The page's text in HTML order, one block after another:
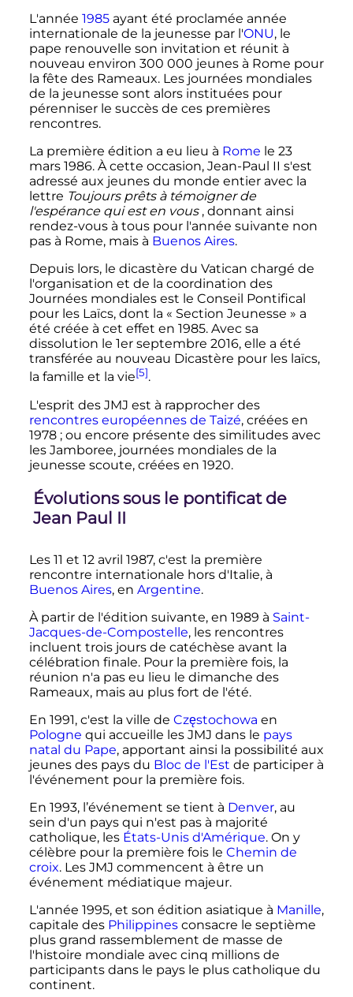
L'année 1985ayant été proclamée année
internationale de la jeunesse par l'ONU, le
pape renouvelle son invitation et réunit à
nouveau environ 300 000 jeunes à Rome pour
la fête des Rameaux. Les journées mondiales
de la jeunesse sont alors instituées pour
pérenniser le succès de ces premières
rencontres.
La première édition a eu lieu à Rome le 23
mars 1986. À cette occasion, Jean-Paul II s'est
adressé aux jeunes du monde entier avec la
lettre Toujours prêts à témoigner de
l'espérance qui est en vous, donnant ainsi
rendez-vous à tous pour l'année suivante non
pas à Rome, mais à Buenos Aires.
Depuis lors, le dicastère du Vatican chargé de
l'organisation et de la coordination des
Journées mondiales est le Conseil Pontifical
pour les Laïcs, dont la « Section Jeunesse » a
été créée à cet effet en 1985. Avec sa
dissolution le 1er septembre 2016, elle a été
transférée au nouveau Dicastère pour les laïcs,
la famille et la vie[5].
L'esprit des JMJ est à rapprocher des
rencontres européennes de Taizé, créées en
1978 ; ou encore présente des similitudes avec
les Jamboree, journées mondiales de la
jeunesse scoute, créées en 1920.
Évolutions sous le pontificat de
Jean Paul II
Les 11 et 12 avril 1987, c'est la première
rencontre internationale hors d'Italie, à
Buenos Aires, en Argentine.
À partir de l'édition suivante, en 1989 à Saint-
Jacques-de-Compostelle, les rencontres
incluent trois jours de catéchèse avant la
célébration finale. Pour la première fois, la
réunion n'a pas eu lieu le dimanche des
Rameaux, mais au plus fort de l'été.
En 1991, c'est la ville de Częstochowa en
Pologne qui accueille les JMJ dans le pays
natal du Pape, apportant ainsi la possibilité aux
jeunes des pays du Bloc de l'Est de participer à
l'événement pour la première fois.
En 1993, l’événement se tient à Denver, au
sein d'un pays qui n'est pas à majorité
catholique, les États-Unis d'Amérique. On y
célèbre pour la première fois le Chemin de
croix. Les JMJ commencent à être un
événement médiatique majeur.
L'année 1995, et son édition asiatique à Manille,
capitale des Philippinesconsacre le septième
plus grand rassemblement de masse de
l'histoire mondiale avec cinq millions de
participants dans le pays le plus catholique du
continent.